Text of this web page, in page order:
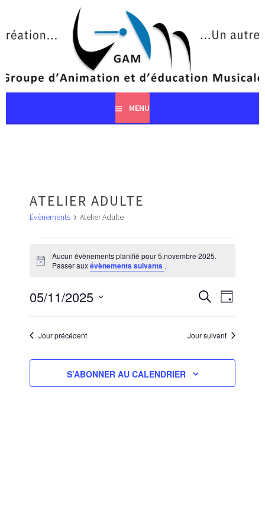
contenu
MENU
ATELIER ADULTE
Évènements Atelier Adulte
ÉVÈNEMENTS
FOR
5,NOVEMBRE
Notice
Aucun évènements planifié pour 5,novembre 2025.
Passer auxévènements suivants .
RECHERCHE
NAVIGATION
DE
RECHERCHE
DE
VUES
JOUR
05/11/2025
Sélectionnez
date.
Jour précédent Jour suivant
S’ABONNER AU CALENDRIER